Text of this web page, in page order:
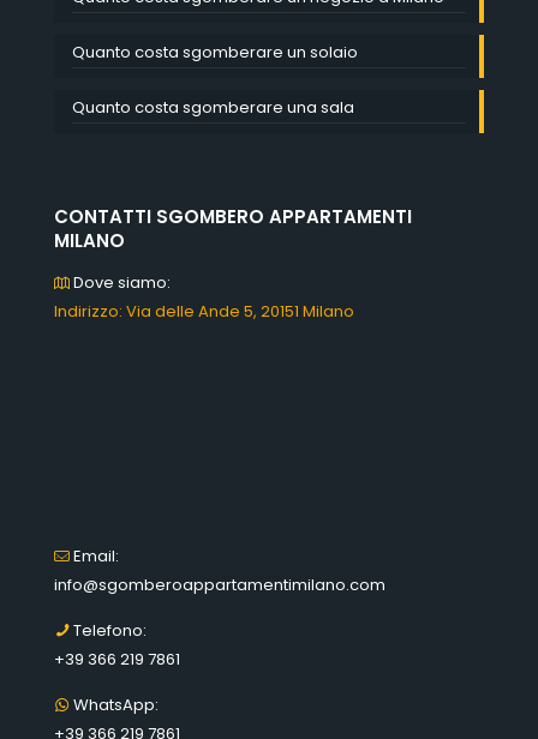
Quanto costa sgomberare un solaio
Quanto costa sgomberare una sala
CONTATTI SGOMBERO APPARTAMENTI
MILANO
Dove siamo:
Indirizzo: Via delle Ande 5, 20151 Milano
Email:
info@sgomberoappartamentimilano.com
Telefono:
+39 366 219 7861
WhatsApp:
+39 366 219 7861